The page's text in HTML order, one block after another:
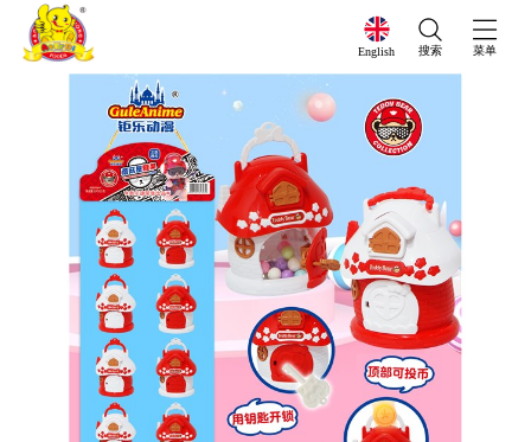
English 搜索 菜单